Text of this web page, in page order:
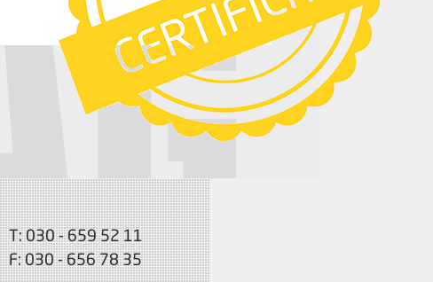
T: 030 - 659 52 11
F: 030 - 656 78 35